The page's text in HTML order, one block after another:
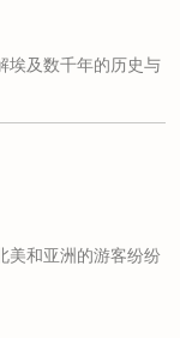
埃及数千年的历史与
美和亚洲的游客纷纷